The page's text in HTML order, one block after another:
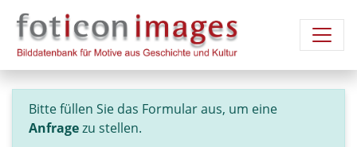
Bitte füllen Sie das Formular aus, um eine
Anfragezu stellen.